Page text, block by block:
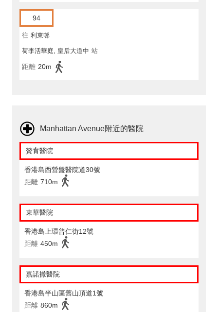
94
往 利東邨
荷李活華庭, 皇后大道中 站
距離 20m
Manhattan Avenue附近的醫院
贊育醫院
香港島西營盤醫院道30號
距離 710m
東華醫院
香港島上環普仁街12號
距離 450m
嘉諾撒醫院
香港島半山區舊山頂道1號
距離 860m